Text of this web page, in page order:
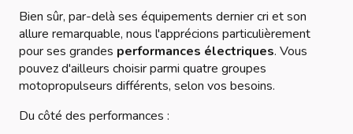
Bien sûr, par-delà ses équipements dernier cri et son
allure remarquable, nous l'apprécions particulièrement
pour ses grandes performances électriques. Vous
pouvez d'ailleurs choisir parmi quatre groupes
motopropulseurs différents, selon vos besoins.
Du côté des performances :